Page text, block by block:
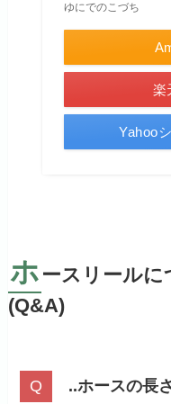
ゆにでのこづち
楽
Yahoo
ホ ースリールに
(Q&A)
..ホースの長